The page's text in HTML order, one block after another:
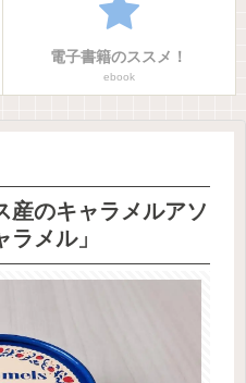
電子書籍のススメ！
ebook
産のキャラメルアソ
メル」